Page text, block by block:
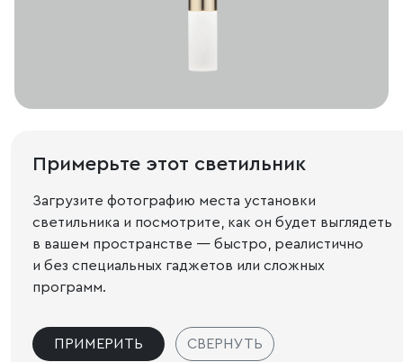
Примерьте этот светильник
Загрузите фотографию места установки
светильника и посмотрите, как он будет выглядеть
в вашем пространстве — быстро, реалистично
и без специальных гаджетов или сложных
программ.
ПРИМЕРИТЬ СВЕРНУТЬ